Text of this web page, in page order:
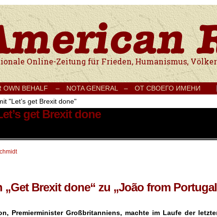
Onlinezeitung für Frieden, Humanismus, Völkerverständigung und
OWN BEHALF – NOTA GENERAL –
ОТ СВОЕГО ИМЕНИ
"Let’s get Brexit done"
get Brexit done
Brexit done“ zu „João from Portugal
Premierminister Großbritanniens, machte im Laufe der